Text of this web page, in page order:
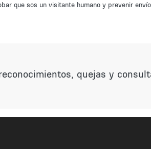
que sos un visitante humano y prevenir
quejas y